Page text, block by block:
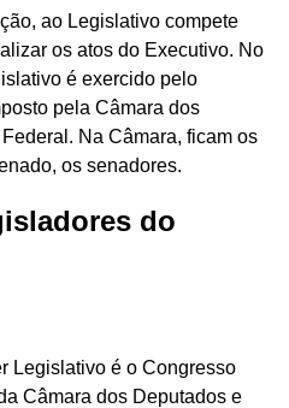
ao Legislativo compete
os atos do Executivo. No
é exercido pelo
pela Câmara dos
Na Câmara, ficam os
os senadores.
do
Legislativo é o Congresso
Câmara dos Deputados e